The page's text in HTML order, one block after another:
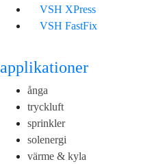
VSH XPress
VSH FastFix
applikationer
ånga
tryckluft
sprinkler
solenergi
värme & kyla